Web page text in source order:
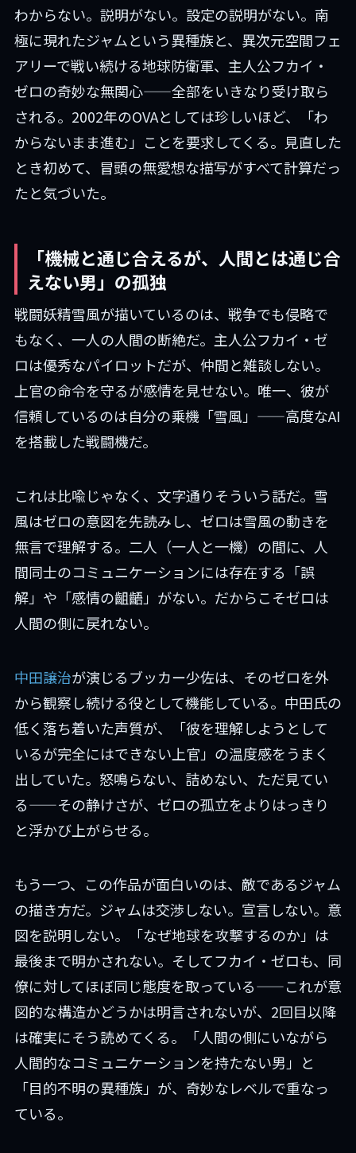
わからない。説明がない。設定の説明がない。南
極に現れたジャムという異種族と、異次元空間フェ
アリーで戦い続ける地球防衛軍、主人公フカイ・
ゼロの奇妙な無関心——全部をいきなり受け取ら
される。2002年のOVAとしては珍しいほど、「わ
からないまま進む」ことを要求してくる。見直した
とき初めて、冒頭の無愛想な描写がすべて計算だっ
たと気づいた。
「機械と通じ合えるが、人間とは通じ合
えない男」の孤独
戦闘妖精雪風が描いているのは、戦争でも侵略で
もなく、一人の人間の断絶だ。主人公フカイ・ゼ
ロは優秀なパイロットだが、仲間と雑談しない。
上官の命令を守るが感情を見せない。唯一、彼が
信頼しているのは自分の乗機「雪風」——高度なAI
を搭載した戦闘機だ。
これは比喩じゃなく、文字通りそういう話だ。雪
風はゼロの意図を先読みし、ゼロは雪風の動きを
無言で理解する。二人（一人と一機）の間に、人
間同士のコミュニケーションには存在する「誤
解」や「感情の齟齬」がない。だからこそゼロは
人間の側に戻れない。
中田譲治が演じるブッカー少佐は、そのゼロを外
から観察し続ける役として機能している。中田氏の
低く落ち着いた声質が、「彼を理解しようとして
いるが完全にはできない上官」の温度感をうまく
出していた。怒鳴らない、詰めない、ただ見てい
る——その静けさが、ゼロの孤立をよりはっきり
と浮かび上がらせる。
もう一つ、この作品が面白いのは、敵であるジャム
の描き方だ。ジャムは交渉しない。宣言しない。意
図を説明しない。「なぜ地球を攻撃するのか」は
最後まで明かされない。そしてフカイ・ゼロも、同
僚に対してほぼ同じ態度を取っている——これが意
図的な構造かどうかは明言されないが、2回目以降
は確実にそう読めてくる。「人間の側にいながら
人間的なコミュニケーションを持たない男」と
「目的不明の異種族」が、奇妙なレベルで重なっ
ている。